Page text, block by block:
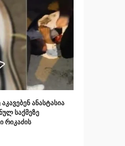
ანასტასია
საქმეზე
რიკაძის